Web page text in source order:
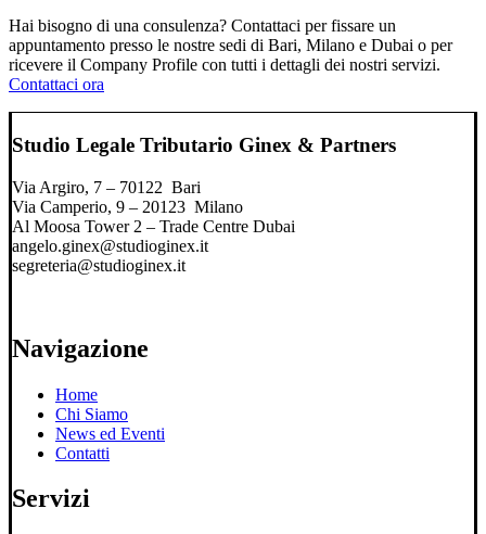
Hai bisogno di una consulenza? Contattaci per fissare un
appuntamento presso le nostre sedi di Bari, Milano e Dubai o per
ricevere il Company Profile con tutti i dettagli dei nostri servizi.
Contattaci ora
Studio Legale Tributario Ginex & Partners
Via Argiro, 7 – 70122 Bari
Via Camperio, 9 – 20123 Milano
Al Moosa Tower 2 – Trade Centre Dubai
angelo.ginex@studioginex.it
segreteria@studioginex.it
Navigazione
Home
Chi Siamo
News ed Eventi
Contatti
Servizi